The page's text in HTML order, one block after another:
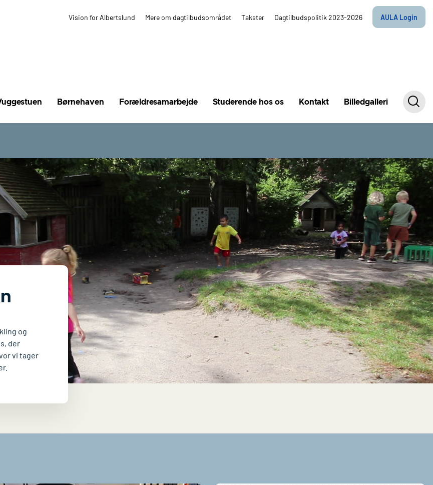
Vision for Albertslund Mere om dagtilbudsområdet Takster Dagtilbudspolitik 2023-2026 AULA Login
Børnehaven Forældresamarbejde Studerende hos os Kontakt Billedgalleri
og
der
vi tager